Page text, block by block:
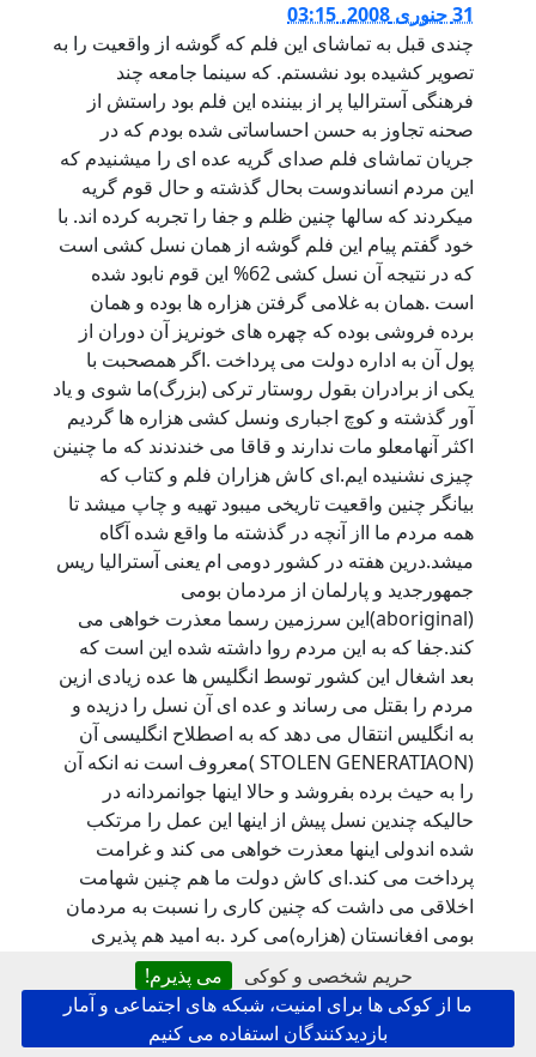
حریم شخصی و کوکی
می پذیرم!
ما از کوکی ها برای امنیت، شبکه های اجتماعی و آمار
بازدیدکنندگان استفاده می کنیم
31 جنوری 2008, 03:15
چندی قبل به تماشای این فلم که گوشه از واقعیت را به
تصویر کشیده بود نشستم. که سینما جامعه چند
فرهنگی آسترالیا پر از بیننده این فلم بود راستش از
صحنه تجاوز به حسن احساساتی شده بودم که در
جریان تماشای فلم صدای گریه عده ای را میشنیدم که
این مردم انساندوست بحال گذشته و حال قوم گریه
میکردند که سالها چنین ظلم و جفا را تجربه کرده اند. با
خود گفتم پیام این فلم گوشه از همان نسل کشی است
که در نتیجه آن نسل کشی 62% این قوم نابود شده
است .همان به غلامی گرفتن هزاره ها بوده و همان
برده فروشی بوده که چهره های خونریز آن دوران از
پول آن به اداره دولت می پرداخت .اگر همصحبت با
یکی از برادران بقول روستار ترکی (بزرگ)ما شوی و یاد
آور گذشته و کوچ اجباری ونسل کشی هزاره ها گردیم
اکثر آنهامعلو مات ندارند و قاقا می خندندند که ما چنینن
چیزی نشنیده ایم.ای کاش هزاران فلم و کتاب که
بیانگر چنین واقعیت تاریخی میبود تهیه و چاپ میشد تا
همه مردم ما ااز آنچه در گذشته ما واقع شده آگاه
میشد.درین هفته در کشور دومی ام یعنی آسترالیا ریس
جمهورجدید و پارلمان از مردمان بومی
(aboriginal)این سرزمین رسما معذرت خواهی می
کند.جفا که به این مردم روا داشته شده این است که
بعد اشغال این کشور توسط انگلیس ها عده زیادی ازین
مردم را بقتل می رساند و عده ای آن نسل را دزیده و
به انگلیس انتقال می دهد که به اصطلاح انگلیسی آن
(STOLEN GENERATIAON )معروف است نه انکه آن
را به حیث برده بفروشد و حالا اینها جوانمردانه در
حالیکه چندین نسل پیش از اینها این عمل را مرتکب
شده اندولی اینها معذرت خواهی می کند و غرامت
پرداخت می کند.ای کاش دولت ما هم چنین شهامت
اخلاقی می داشت که چنین کاری را نسبت به مردمان
بومی افغانستان (هزاره)می کرد .به امید هم پذیری
علی کاکائی برزبن آسترالیا
31 جنوری 2008, 12:13 ,توسطشکریه